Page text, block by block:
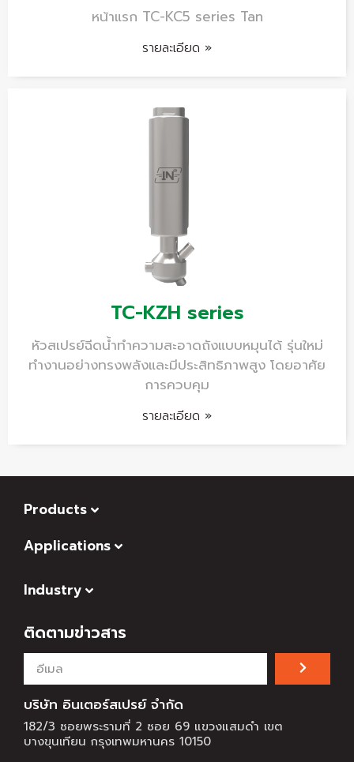
หน้าแรก TC-KC5 series Tan
รายละเอียด »
TC-KZH series
หัวสเปรย์ฉีดน้ำทำความสะอาดถังแบบหมุนได้ รุ่นใหม่
ทำงานอย่างทรงพลังและมีประสิทธิภาพสูง โดยอาศัย
การควบคุม
รายละเอียด »
Products
Applications
Industry
ติดตามข่าวสาร
บริษัท อินเตอร์สเปรย์ จำกัด
182/3 ซอยพระรามที่ 2 ซอย 69 แขวงแสมดำ เขต
บางขุนเทียน กรุงเทพมหานคร 10150